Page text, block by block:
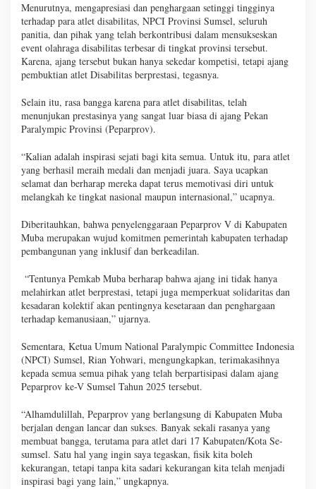
Menurutnya, mengapresiasi dan penghargaan setinggi tingginya
terhadap para atlet disabilitas, NPCI Provinsi Sumsel, seluruh
panitia, dan pihak yang telah berkontribusi dalam mensukseskan
event olahraga disabilitas terbesar di tingkat provinsi tersebut.
Karena, ajang tersebut bukan hanya sekedar kompetisi, tetapi ajang
pembuktian atlet Disabilitas berprestasi, tegasnya.
Selain itu, rasa bangga karena para atlet disabilitas, telah
menunjukan prestasinya yang sangat luar biasa di ajang Pekan
Paralympic Provinsi (Peparprov).
“Kalian adalah inspirasi sejati bagi kita semua. Untuk itu, para atlet
yang berhasil meraih medali dan menjadi juara. Saya ucapkan
selamat dan berharap mereka dapat terus memotivasi diri untuk
melangkah ke tingkat nasional maupun internasional,” ucapnya.
Diberitauhkan, bahwa penyelenggaraan Peparprov V di Kabupaten
Muba merupakan wujud komitmen pemerintah kabupaten terhadap
pembangunan yang inklusif dan berkeadilan.
“Tentunya Pemkab Muba berharap bahwa ajang ini tidak hanya
melahirkan atlet berprestasi, tetapi juga memperkuat solidaritas dan
kesadaran kolektif akan pentingnya kesetaraan dan penghargaan
terhadap kemanusiaan,” ujarnya.
Sementara, Ketua Umum National Paralympic Committee Indonesia
(NPCI) Sumsel, Rian Yohwari, mengungkapkan, terimakasihnya
kepada semua semua pihak yang telah berpartisipasi dalam ajang
Peparprov ke-V Sumsel Tahun 2025 tersebut.
“Alhamdulillah, Peparprov yang berlangsung di Kabupaten Muba
berjalan dengan lancar dan sukses. Banyak sekali rasanya yang
membuat bangga, terutama para atlet dari 17 Kabupaten/Kota Se-
sumsel. Satu hal yang ingin saya tegaskan, fisik kita boleh
kekurangan, tetapi tanpa kita sadari kekurangan kita telah menjadi
inspirasi bagi yang lain,” ungkapnya.